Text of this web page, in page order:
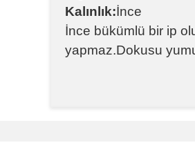
Kalınlık:İnce
İnce bükümlü bir ip
yapmaz.Dokusu